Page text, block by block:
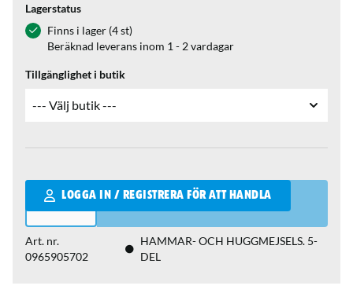
Lagerstatus
Finns i lager (4 st)
Beräknad leverans inom 1 - 2 vardagar
Tillgänglighet i butik
LOGGA IN / REGISTRERA FÖR ATT HANDLA
Qantity
Art. nr.
0965905702
HAMMAR- OCH HUGGMEJSELS. 5-
DEL